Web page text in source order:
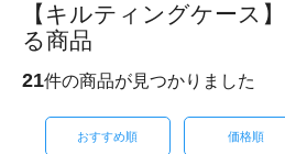
【キルティングケース
る商品
21件の商品が見つかりました
おすすめ順 価格順